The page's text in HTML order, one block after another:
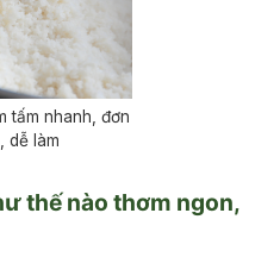
tấm nhanh, đơn
dễ làm
thế nào thơm ngon,